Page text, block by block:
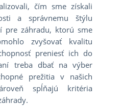
čím sme získali
a správnemu štýlu
pre záhradu, ktorú sme
zvyšovať kvalitu
preniesť ich do
treba dbať na výber
prežitia v našich
spĺňajú kritéria